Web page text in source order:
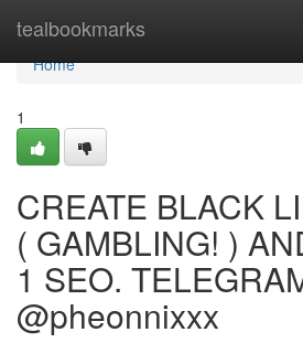
tealbookmarks
Home
Home
1
CREATE BLACK
( GAMBLING! )
1 SEO.
@pheonnixxx